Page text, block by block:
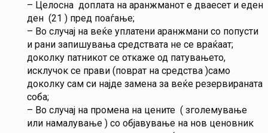
– Целосна доплата на аранжманот е дваесет и еден
ден (21 ) пред поаѓање;
– Во случај на веќе уплатени аранжмани со попусти
и рани запишувања средствата не се враќаат;
доколку патникот се откаже од патувањето,
исклучок се прави (поврат на средства )само
доколку сам си најде замена за веќе резервираната
соба;
– Во случај на промена на цените ( зголемување
или намалување ) со објавување на нов ценовник